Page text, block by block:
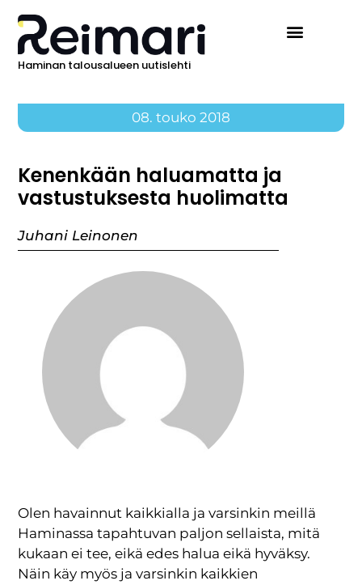
Haminan talousalueen uutislehti
08. touko 2018
Kenenkään haluamatta ja
vastustuksesta huolimatta
Juhani Leinonen
Olen havainnut kaikkialla ja varsinkin meillä
Haminassa tapahtuvan paljon sellaista, mitä
kukaan ei tee, eikä edes halua eikä hyväksy.
Näin käy myös ja varsinkin kaikkien